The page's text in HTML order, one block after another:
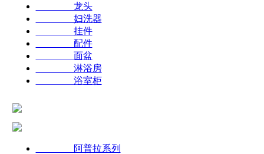
龙头
妇洗器
挂件
配件
面盆
淋浴房
浴室柜
阿普拉系列